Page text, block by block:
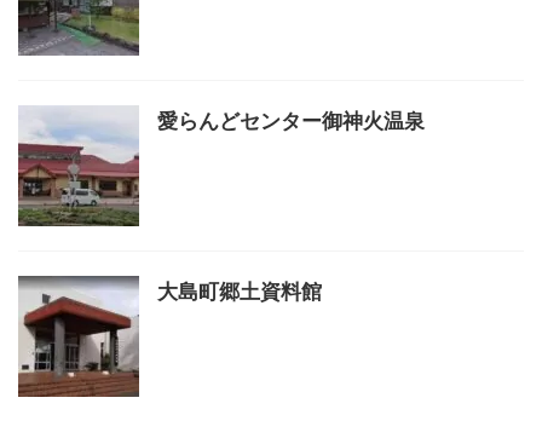
愛らんどセンター御神火温泉
大島町郷土資料館